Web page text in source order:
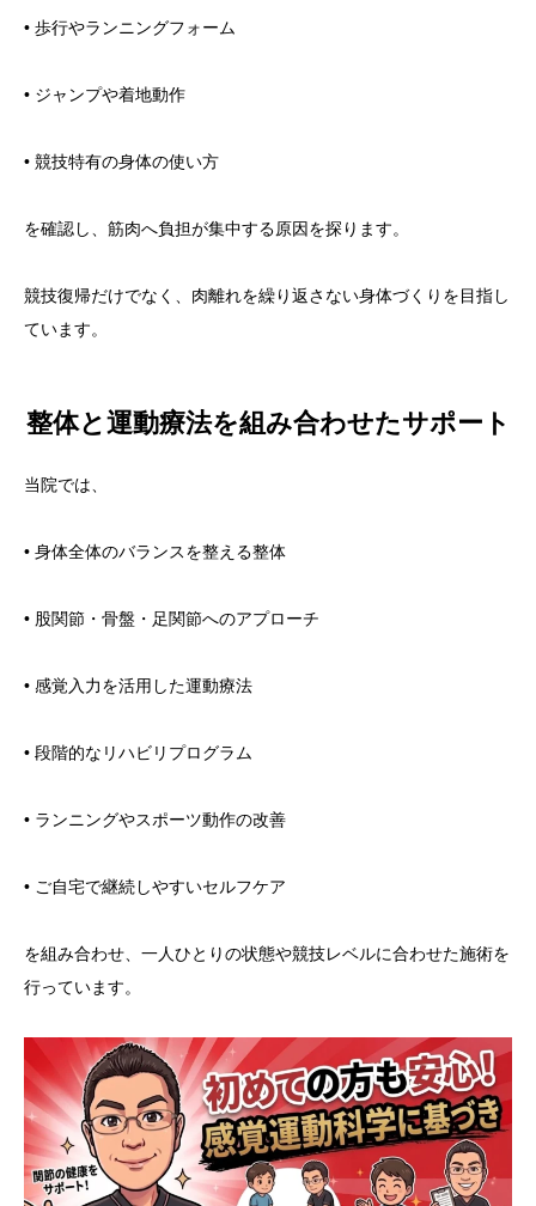
• 歩行やランニングフォーム
• ジャンプや着地動作
• 競技特有の身体の使い方
を確認し、筋肉へ負担が集中する原因を探ります。
競技復帰だけでなく、肉離れを繰り返さない身体づくりを目指し
ています。
整体と運動療法を組み合わせたサポート
当院では、
• 身体全体のバランスを整える整体
• 股関節・骨盤・足関節へのアプローチ
• 感覚入力を活用した運動療法
• 段階的なリハビリプログラム
• ランニングやスポーツ動作の改善
• ご自宅で継続しやすいセルフケア
を組み合わせ、一人ひとりの状態や競技レベルに合わせた施術を
行っています。